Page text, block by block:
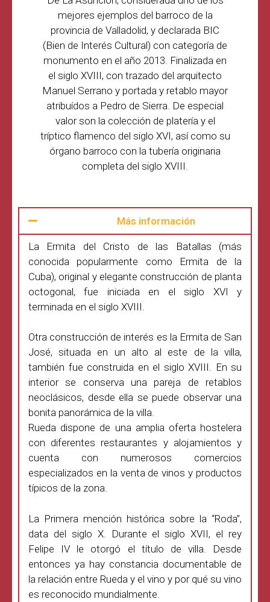
mejores ejemplos del barroco de la
provincia de Valladolid, y declarada BIC
(Bien de Interés Cultural) con categoría de
monumento en el año 2013. Finalizada en
el siglo XVIII, con trazado del arquitecto
Manuel Serrano y portada y retablo mayor
atribuídos a Pedro de Sierra. De especial
valor son la colección de platería y el
tríptico flamenco del siglo XVI, así como su
órgano barroco con la tubería originaria
completa del siglo XVIII.
Más información
La Ermita del Cristo de las Batallas (más
conocida popularmente como Ermita de la
Cuba), original y elegante construcción de planta
octogonal, fue iniciada en el siglo XVI y
terminada en el siglo XVIII.
Otra construcción de interés es la Ermita de San
José, situada en un alto al este de la villa,
también fue construida en el siglo XVIII. En su
interior se conserva una pareja de retablos
neoclásicos, desde ella se puede observar una
bonita panorámica de la villa.
Rueda dispone de una amplia oferta hostelera
con diferentes restaurantes y alojamientos y
cuenta con numerosos comercios
especializados en la venta de vinos y productos
típicos de la zona.
La Primera mención histórica sobre la “Roda”,
data del siglo X. Durante el siglo XVII, el rey
Felipe IV le otorgó el título de villa. Desde
entonces ya hay constancia documentable de
la relación entre Rueda y el vino y por qué su vino
es reconocido mundialmente.